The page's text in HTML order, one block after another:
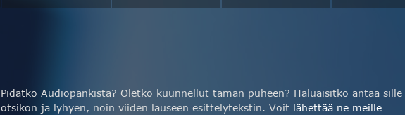
Pidätkö Audiopankista? Oletko kuunnellut tämän puheen? Haluaisitko antaa sille
otsikon ja lyhyen, noin viiden lauseen esittelytekstin. Voit lähettää ne meille